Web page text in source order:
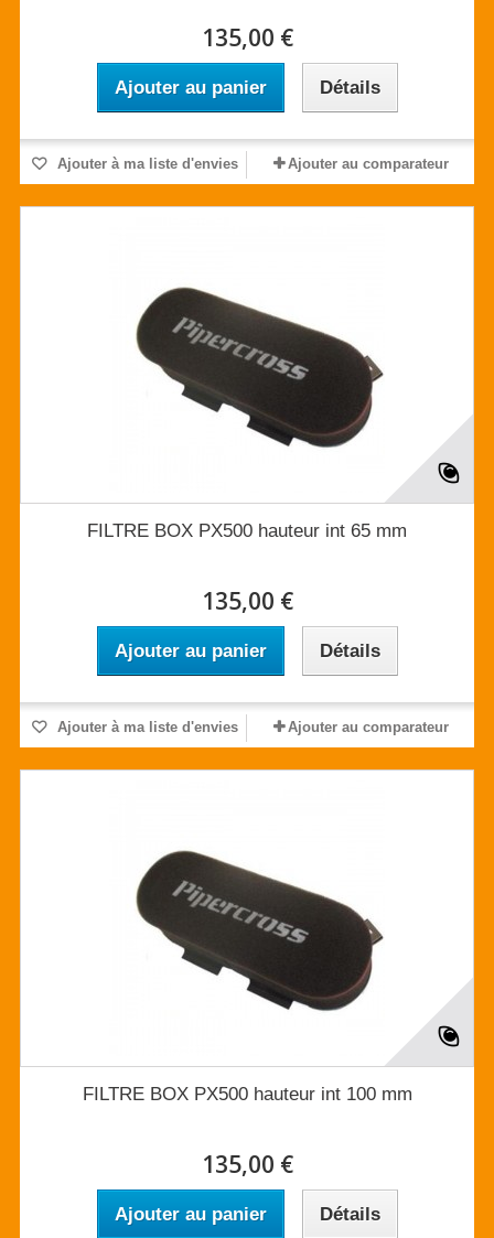
135,00 €
Ajouter au panier Détails
Ajouter à ma liste d'envies Ajouter au comparateur
FILTRE BOX PX500 hauteur int 65 mm
135,00 €
Ajouter au panier Détails
Ajouter à ma liste d'envies Ajouter au comparateur
FILTRE BOX PX500 hauteur int 100 mm
135,00 €
Ajouter au panier Détails